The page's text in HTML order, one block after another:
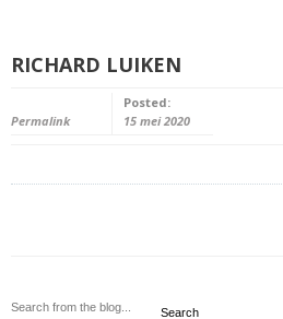
RICHARD LUIKEN
Permalink
Posted:
15 mei 2020
Search